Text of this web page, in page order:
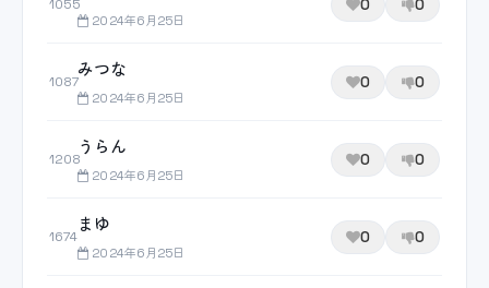
1055
2024年6月25日
0 0
1087
みつな
2024年6月25日
0 0
1208
うらん
2024年6月25日
0 0
1674
まゆ
2024年6月25日
0 0